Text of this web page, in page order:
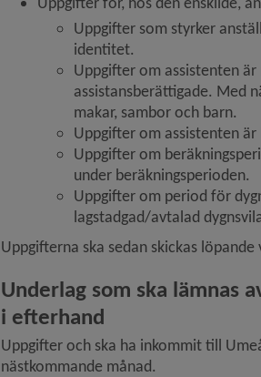
Uppgifter som styrker
identitet.
Uppgifter om assistenten
assistansberättigade. Med
makar, sambor och barn.
Uppgifter om assistenten
Uppgifter om
under beräkningsperioden.
Uppgifter om period för
lagstadgad/avtalad
Uppgifterna ska sedan skickas
Underlag som ska lämnas
i efterhand
Uppgifter och ska ha inkommit till
nästkommande månad.